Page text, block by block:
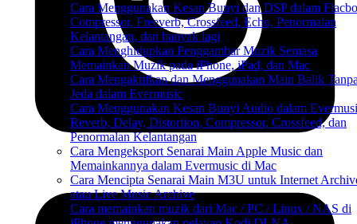
Cara Menggunakan Kesan Bunyi dan DSP dalam
Compressor, Freeverb, Crossfeed, Echo, Penormalan
Kelantangan, dan banyak lagi
Cara Menghidupkan Penggambar Muzik Semasa
Memainkan Muzik pada iPhone, iPad, dan Mac
Cara Mengaktifkan dan Menggunakan Main Balik
Jeda dalam Evermusic
Cara Menggunakan Kesan Bunyi Audio dalam
Reverb, Delay, Distortion, Compressor, Crossfeed, dan
Penormalan Kelantangan
Cara Mengeksport Senarai Main Apple Music dan
Memainkannya dalam Evermusic di Mac
Cara Mencipta Senarai Main M3U untuk Internet
atau Live Music Archive
Cara memainkan muzik dari Mac / PC / Linux / NAS di